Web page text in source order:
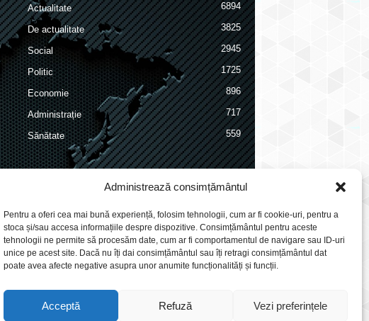
Administrează consimțământul
Pentru a oferi cea mai bună experiență, folosim tehnologii, cum ar fi cookie-uri, pentru a
stoca și/sau accesa informațiile despre dispozitive. Consimțământul pentru aceste
tehnologii ne permite să procesăm date, cum ar fi comportamentul de navigare sau ID-uri
unice pe acest site. Dacă nu îți dai consimțământul sau îți retragi consimțământul dat
poate avea afecte negative asupra unor anumite funcționalități și funcții.
Acceptă Refuză Vezi preferințele
Actualitate 6894
De actualitate 3825
Social 2945
Politic 1725
Economie 896
Administrație 717
Sănătate 559